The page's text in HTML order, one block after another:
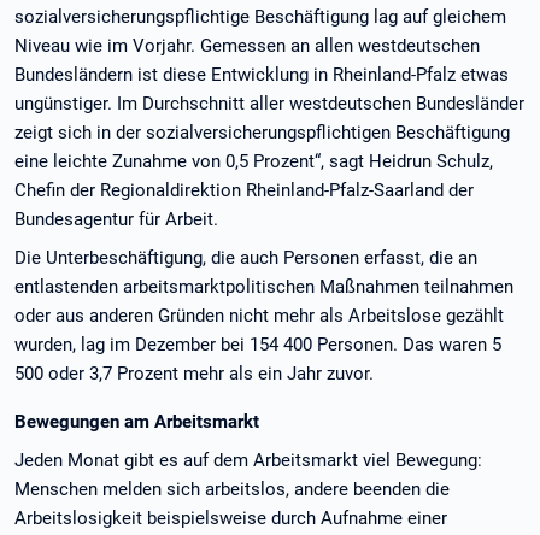
sozialversicherungspflichtige Beschäftigung lag auf gleichem
Niveau wie im Vorjahr. Gemessen an allen westdeutschen
Bundesländern ist diese Entwicklung in Rheinland-Pfalz etwas
ungünstiger. Im Durchschnitt aller westdeutschen Bundesländer
zeigt sich in der sozialversicherungspflichtigen Beschäftigung
eine leichte Zunahme von 0,5 Prozent“, sagt Heidrun Schulz,
Chefin der Regionaldirektion Rheinland-Pfalz-Saarland der
Bundesagentur für Arbeit.
Die Unterbeschäftigung, die auch Personen erfasst, die an
entlastenden arbeitsmarktpolitischen Maßnahmen teilnahmen
oder aus anderen Gründen nicht mehr als Arbeitslose gezählt
wurden, lag im Dezember bei 154 400 Personen. Das waren 5
500 oder 3,7 Prozent mehr als ein Jahr zuvor.
Bewegungen am Arbeitsmarkt
Jeden Monat gibt es auf dem Arbeitsmarkt viel Bewegung:
Menschen melden sich arbeitslos, andere beenden die
Arbeitslosigkeit beispielsweise durch Aufnahme einer